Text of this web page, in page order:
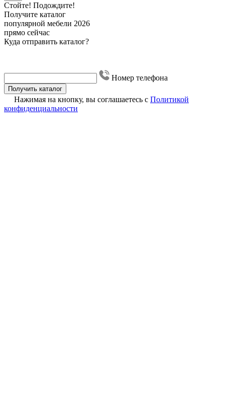
Стойте! Подождите!
Получите каталог
популярной мебели 2026
прямо сейчас
Куда отправить каталог?
Номер телефона
Получить каталог
Нажимая на кнопку, вы соглашаетесь с Политикой
конфиденциальности